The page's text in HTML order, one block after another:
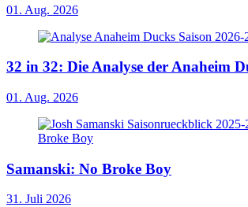
01. Aug. 2026
32 in 32: Die Analyse der Anaheim
01. Aug. 2026
Samanski: No Broke Boy
31. Juli 2026